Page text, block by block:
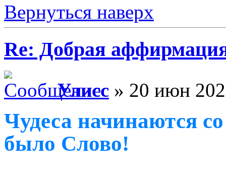
Вернуться наверх
Re: Добрая
Улисс » 20 июн
Чудеса начинаются
было Слово!